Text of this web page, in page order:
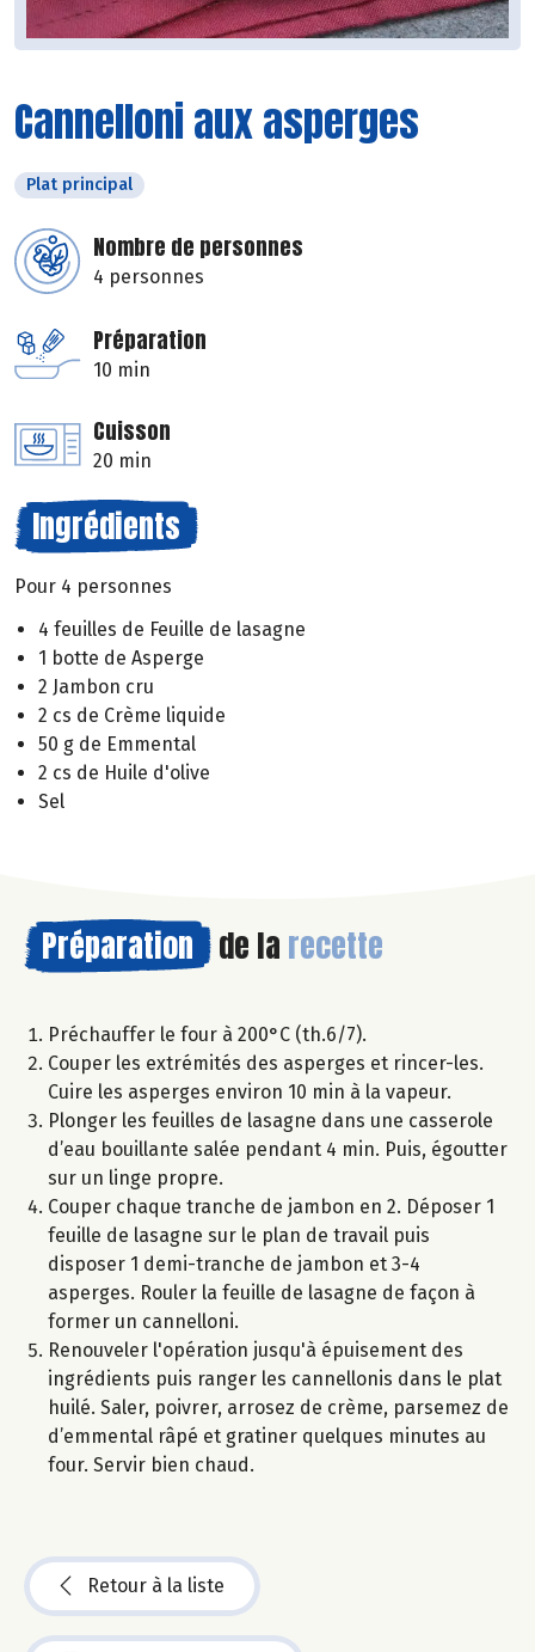
Cannelloni aux asperges
Plat principal
Nombre de personnes
4 personnes
Préparation
10 min
Cuisson
20 min
Ingrédients
Pour 4 personnes
4 feuilles de Feuille de lasagne
1 botte de Asperge
2 Jambon cru
2 cs de Crème liquide
50 g de Emmental
2 cs de Huile d'olive
Sel
Préparation de la recette
Préchauffer le four à 200°C (th.6/7).
Couper les extrémités des asperges et rincer-les.
Cuire les asperges environ 10 min à la vapeur.
Plonger les feuilles de lasagne dans une casserole
d’eau bouillante salée pendant 4 min. Puis, égoutter
sur un linge propre.
Couper chaque tranche de jambon en 2. Déposer 1
feuille de lasagne sur le plan de travail puis
disposer 1 demi-tranche de jambon et 3-4
asperges. Rouler la feuille de lasagne de façon à
former un cannelloni.
Renouveler l'opération jusqu'à épuisement des
ingrédients puis ranger les cannellonis dans le plat
huilé. Saler, poivrer, arrosez de crème, parsemez de
d’emmental râpé et gratiner quelques minutes au
four. Servir bien chaud.
Retour à la liste